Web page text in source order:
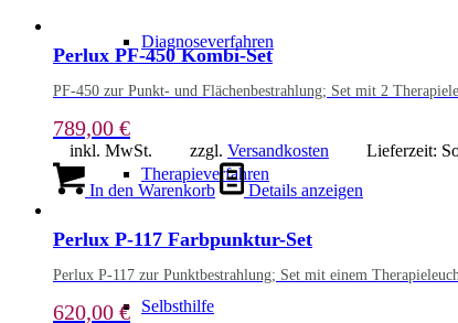
Diagnoseverfahren
Therapieverfahren
Selbsthilfe
Perlux PF-450 Kombi-Set
PF-450 zur Punkt- und Flächenbestrahlung; Set mit 2
789,00 €
inkl. MwSt. zzgl. Versandkosten Lieferzeit:
In den Warenkorb Details anzeigen
Perlux P-117 Farbpunktur-Set
Perlux P-117 zur Punktbestrahlung; Set mit einem
620,00 €